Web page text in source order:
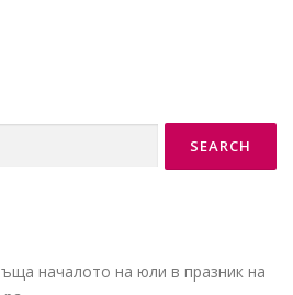
началото на юли в празник на